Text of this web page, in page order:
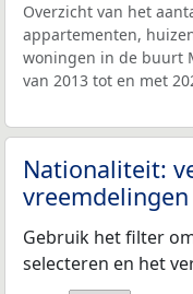
Overzicht van het
appartementen,
woningen in de buurt
van 2013 tot en met
Nationaliteit:
Gebruik het filter
selecteren en het